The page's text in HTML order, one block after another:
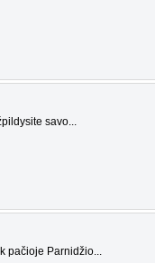
savo...
pačioje Parnidžio...